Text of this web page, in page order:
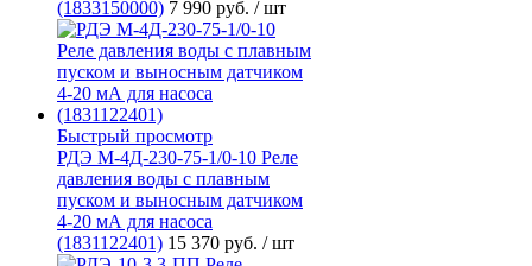
(1833150000) 7 990 руб. / шт
Быстрый просмотр
РДЭ М-4Д-230-75-1/0-10 Реле
давления воды с плавным
пуском и выносным датчиком
4-20 мА для насоса
(1831122401) 15 370 руб. / шт